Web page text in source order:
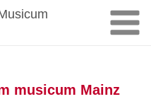
musicum Mainz